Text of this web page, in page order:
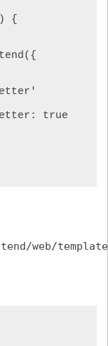
web/template